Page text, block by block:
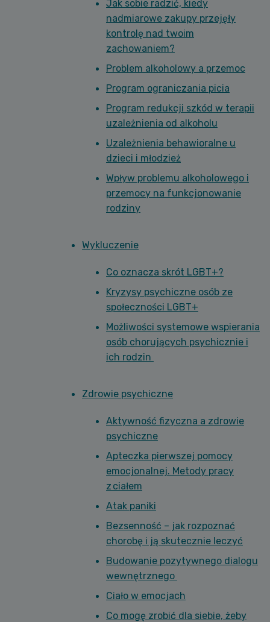
Jak sobie radzić, kiedy
nadmiarowe zakupy przejęły
kontrolę nad twoim
zachowaniem?
Problem alkoholowy a przemoc
Program ograniczania picia
Program redukcji szkód w terapii
uzależnienia od alkoholu
Uzależnienia behawioralne u
dzieci i młodzież
Wpływ problemu alkoholowego i
przemocy na funkcjonowanie
rodziny
Wykluczenie
Co oznacza skrót LGBT+?
Kryzysy psychiczne osób ze
społeczności LGBT+
Możliwości systemowe wspierania
osób chorujących psychicznie i
ich rodzin
Zdrowie psychiczne
Aktywność fizyczna a zdrowie
psychiczne
Apteczka pierwszej pomocy
emocjonalnej. Metody pracy
z ciałem
Atak paniki
Bezsenność – jak rozpoznać
chorobę i ją skutecznie leczyć
Budowanie pozytywnego dialogu
wewnętrznego
Ciało w emocjach
Co mogę zrobić dla siebie, żeby